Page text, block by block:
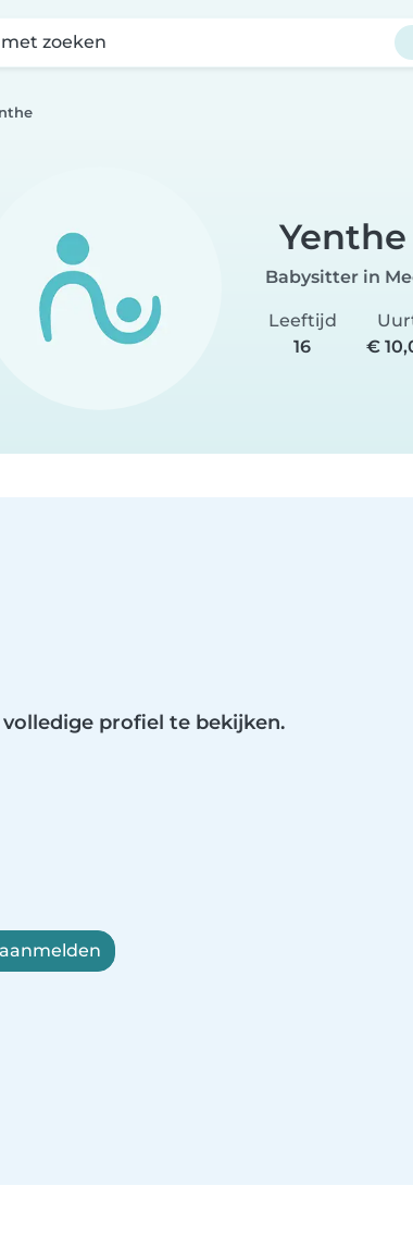
zoeken
Yenthe
Babysitter in
Leeftijd
16
€
profiel te bekijken.